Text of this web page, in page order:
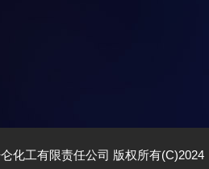
化工有限责任公司 版权所有